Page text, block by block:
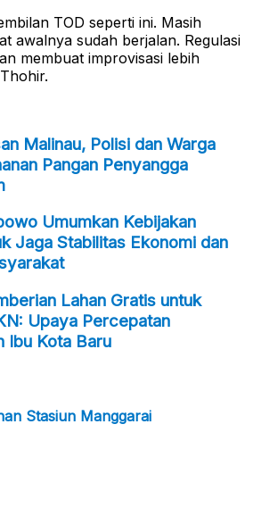
TOD seperti ini. Masih
awalnya sudah berjalan. Regulasi
membuat improvisasi lebih
Malinau, Polisi dan Warga
Pangan Penyangga
Umumkan Kebijakan
Jaga Stabilitas Ekonomi dan
Lahan Gratis untuk
Upaya Percepatan
Ibu Kota Baru
Stasiun Manggarai